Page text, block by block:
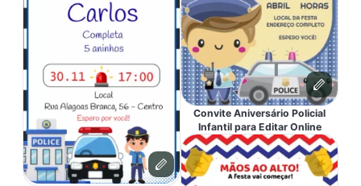
Convite Aniversário Policial
Infantil para Editar Online